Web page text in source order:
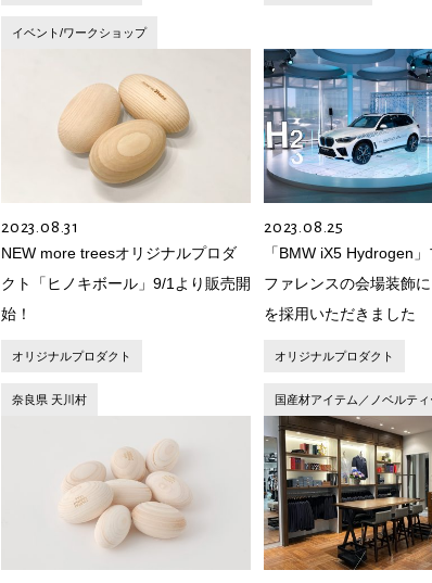
イベント/ワークショップ
2023.08.31
NEW more treesオリジナルプロダ
クト「ヒノキボール」9/1より販売開
始！
オリジナルプロダクト
奈良県 天川村
2023.08.25
「BMW iX5 Hydrogen
ファレンスの会場装飾に
を採用いただきました
オリジナルプロダクト
国産材アイテム／ノベルティ